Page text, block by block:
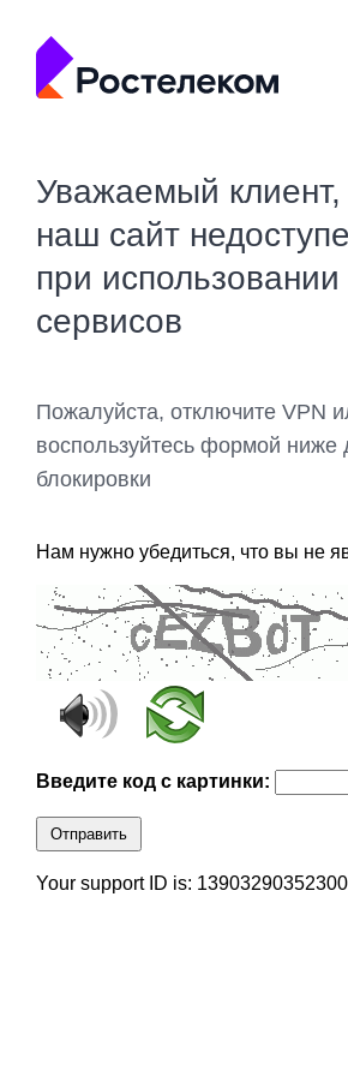
Уважаемый клиент,
наш сайт
при использовании
сервисов
Пожалуйста, отключите VPN
воспользуйтесь формой ниже
блокировки
Нам нужно убедиться, что вы не
Введите код с картинки:
Отправить
Your support ID is: